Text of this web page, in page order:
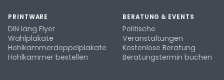
PRINTWARE
DIN lang Flyer
Wahlplakate
Hohlkammerdoppelplakate
Hohlkammer bestellen
BERATUNG & EVENTS
Politische
Veranstaltungen
Kostenlose Beratung
Beratungstermin buchen